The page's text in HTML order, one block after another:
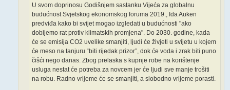
U svom doprinosu Godišnjem sastanku Vijeća za globalnu
budućnost Svjetskog ekonomskog foruma 2019., Ida Auken
predviđa kako bi svijet mogao izgledati u budućnosti "ako
dobijemo rat protiv klimatskih promjena". Do 2030. godine, kada
će se emisija CO2 uvelike smanjiti, ljudi će živjeti u svijetu u kojem
će meso na tanjuru “biti rijedak prizor”, dok će voda i zrak biti puno
čišći nego danas. Zbog prelaska s kupnje robe na korištenje
usluga nestat će potreba za novcem jer će ljudi sve manje trošiti
na robu. Radno vrijeme će se smanjiti, a slobodno vrijeme porasti.